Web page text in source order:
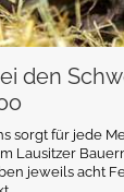
den
sorgt für jede
Lausitzer
jeweils acht